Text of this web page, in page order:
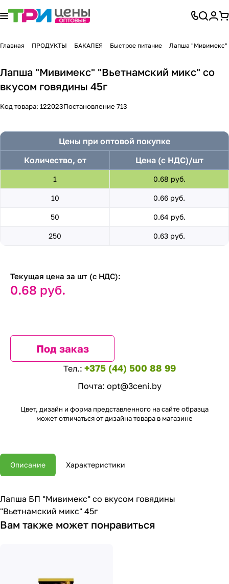
Главная ПРОДУКТЫ БАКАЛЕЯ Быстрое питание Лапша "Мивимекс"
Лапша "Мивимекс" "Вьетнамский микс" со
вкусом говядины 45г
Код товара: 122023Постановление 713
Цены при оптовой покупке
Количество, от
Цена (с НДС)/шт
1 0.68 руб.
10 0.66 руб.
50 0.64 руб.
250 0.63 руб.
Текущая цена за шт (с НДС):
0.68 руб.
Под заказ
Тел.: +375 (44) 500 88 99
Почта: opt@3ceni.by
Цвет, дизайн и форма представленного на сайте образца
может отличаться от дизайна товара в магазине
Описание Характеристики
Лапша БП "Мивимекс" со вкусом говядины
"Вьетнамский микс" 45г
Вам также может понравиться